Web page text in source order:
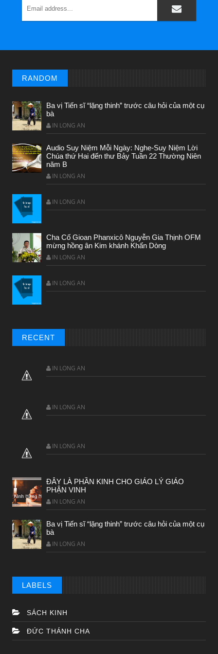
CHUYỆN Ý NGHĨA
ĐÊM NOEL ĐẸP NHẤT TRONG ĐỜI
Chuyen Y Nghia: Thien Chua Luon Tha Thu
BÀI NỔI BẬT
RANDOM
Ba vị Tiến sĩ “lặng thinh” trước câu hỏi của một cụ
bà
IN LONG AN
Audio Suy Niệm Mỗi Ngày: Nghe-Suy Niệm Lời
Chúa thứ Hai đến thư Bảy Tuần 22 Thường Niên
năm B
IN LONG AN
IN LONG AN
Cha Cố Gioan Phanxicô Nguyễn Gia Thịnh OFM
mừng hồng ân Kim khánh Khấn Dòng
IN LONG AN
IN LONG AN
RECENT
IN LONG AN
IN LONG AN
IN LONG AN
ĐÂY LÀ PHẦN KINH CHO GIÁO LÝ GIÁO
PHẬN VINH
IN LONG AN
Ba vị Tiến sĩ “lặng thinh” trước câu hỏi của một cụ
bà
IN LONG AN
LABELS
SÁCH KINH
ĐỨC THÁNH CHA